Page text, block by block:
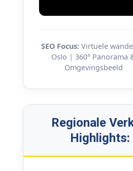
SEO Focus: Virtuele
Oslo | 360° Panorama
Omgevingsbeeld
Regionale
Highlights: